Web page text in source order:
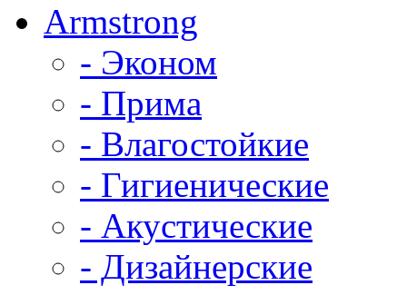
Armstrong
- Эконом
- Прима
- Влагостойкие
- Гигиенические
- Акустические
- Дизайнерские